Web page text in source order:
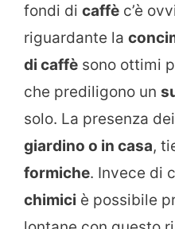
fondi di caffè c’è
riguardante la
di caffè sono ottimi
che prediligono un
solo. La presenza
giardino o in casa,
formiche. Invece di
chimici è possibile